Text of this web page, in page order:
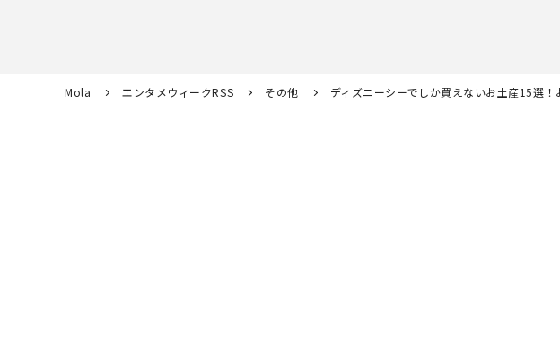
Mola エンタメウィークRSS その他 ディズニーシーでしか買えないお土産15選